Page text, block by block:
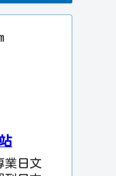
業日文